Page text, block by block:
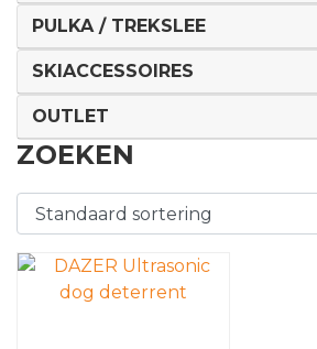
PULKA / TREKSLEE
SKIACCESSOIRES
OUTLET
ZOEKEN